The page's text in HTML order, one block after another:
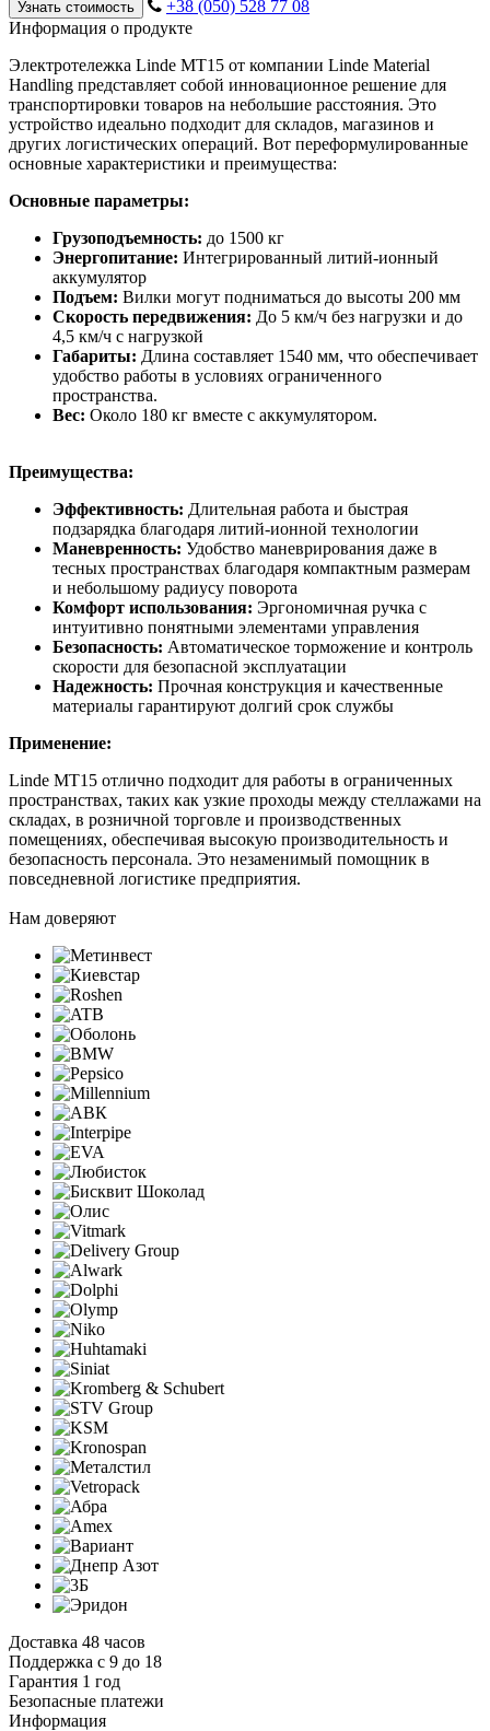
Узнать стоимость
+38 (050) 528 77 08
Информация о продукте
Электротележка Linde MT15 от компании Linde Material
Handling представляет собой инновационное решение для
транспортировки товаров на небольшие расстояния. Это
устройство идеально подходит для складов, магазинов и
других логистических операций. Вот переформулированные
основные характеристики и преимущества:
Основные параметры:
Грузоподъемность: до 1500 кг
Энергопитание: Интегрированный литий-ионный
аккумулятор
Подъем: Вилки могут подниматься до высоты 200 мм
Скорость передвижения: До 5 км/ч без нагрузки и до
4,5 км/ч с нагрузкой
Габариты: Длина составляет 1540 мм, что обеспечивает
удобство работы в условиях ограниченного
пространства.
Вес: Около 180 кг вместе с аккумулятором.
Преимущества:
Эффективность: Длительная работа и быстрая
подзарядка благодаря литий-ионной технологии
Маневренность: Удобство маневрирования даже в
тесных пространствах благодаря компактным размерам
и небольшому радиусу поворота
Комфорт использования: Эргономичная ручка с
интуитивно понятными элементами управления
Безопасность: Автоматическое торможение и контроль
скорости для безопасной эксплуатации
Надежность: Прочная конструкция и качественные
материалы гарантируют долгий срок службы
Применение:
Linde MT15 отлично подходит для работы в ограниченных
пространствах, таких как узкие проходы между стеллажами на
складах, в розничной торговле и производственных
помещениях, обеспечивая высокую производительность и
безопасность персонала. Это незаменимый помощник в
повседневной логистике предприятия.
Нам доверяют
Доставка 48 часов
Поддержка с 9 до 18
Гарантия 1 год
Безопасные платежи
Информация